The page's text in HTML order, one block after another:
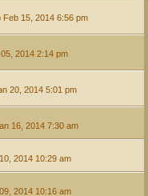
Feb 15, 2014 6:56 pm
2014 2:14 pm
20, 2014 5:01 pm
16, 2014 7:30 am
2014 10:29 am
2014 10:16 am